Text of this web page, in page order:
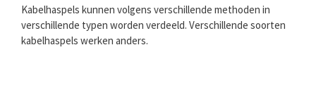
Kabelhaspels kunnen volgens verschillende methoden in
verschillende typen worden verdeeld. Verschillende soorten
kabelhaspels werken anders.